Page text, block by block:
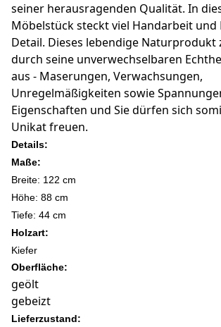
seiner herausragenden Qualität. In
Möbelstück steckt viel Handarbeit und
Detail. Dieses lebendige Naturprodukt
durch seine unverwechselbaren
aus - Maserungen, Verwachsungen,
Unregelmäßigkeiten sowie
Eigenschaften und Sie dürfen sich
Unikat freuen.
Details:
Maße:
Breite: 122 cm
Höhe: 88 cm
Tiefe: 44 cm
Holzart:
Kiefer
Oberfläche:
geölt
gebeizt
Lieferzustand: